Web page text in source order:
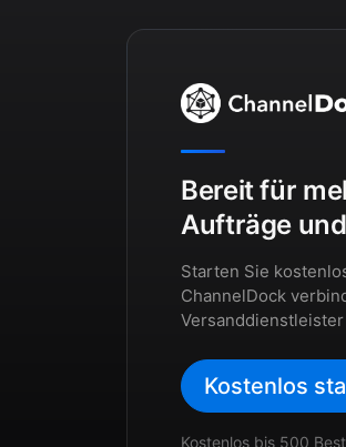
Bereit für
Aufträge
Starten Sie
ChannelDock
Kostenlos
Kostenlos bis 500